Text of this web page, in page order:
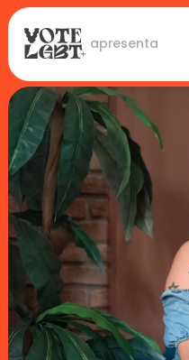
apresenta
Candidaturas
Lideranças eleitas
Sobre